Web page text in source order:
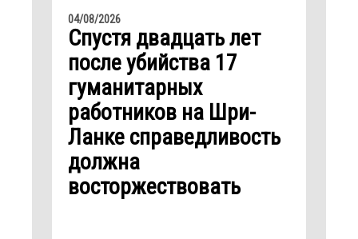
04/08/2026
Спустя двадцать лет
после убийства 17
гуманитарных
работников на Шри-
Ланке справедливость
должна
восторжествовать